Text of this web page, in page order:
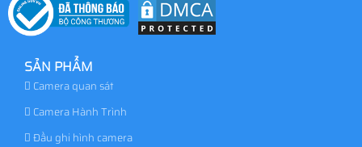
SẢN PHẨM
Camera quan sát
Camera Hành Trình
Đầu ghi hình camera